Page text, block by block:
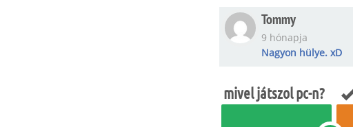
Tommy
9 hónapja
Nagyon hülye. xD
mivel játszol pc-n?